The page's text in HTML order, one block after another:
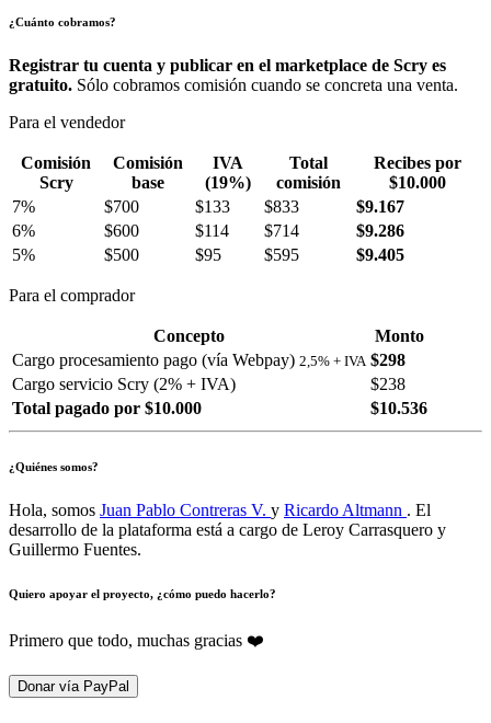
¿Cuánto cobramos?
Registrar tu cuenta y publicar en el marketplace de Scry es
gratuito. Sólo cobramos comisión cuando se concreta una venta.
Para el vendedor
Comisión
Scry
Comisión
base
IVA
(19%)
Total
comisión
Recibes por
$10.000
7%
$700 $133 $833
$9.167
6%
$600 $114 $714
$9.286
5%
$500 $95 $595 $9.405
Para el comprador
Concepto
Monto
Cargo procesamiento pago (vía Webpay) 2,5% + IVA $298
Cargo servicio Scry (2% + IVA)
$238
Total pagado por $10.000
$10.536
¿Quiénes somos?
Hola, somos Juan Pablo Contreras V. y Ricardo Altmann . El
desarrollo de la plataforma está a cargo de Leroy Carrasquero y
Guillermo Fuentes.
Quiero apoyar el proyecto, ¿cómo puedo hacerlo?
Primero que todo, muchas gracias ❤️
Donar vía PayPal